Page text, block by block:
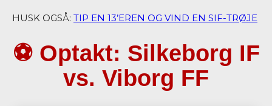
HUSK OGSÅ: TIP EN 13’EREN OG VIND EN SIF-TRØJE
⚽ Optakt: Silkeborg IF
vs. Viborg FF